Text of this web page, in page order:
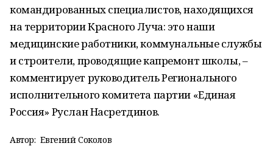
командированных специалистов, находящихся
на территории Красного Луча: это наши
медицинские работники, коммунальные службы
и строители, проводящие капремонт школы, –
комментирует руководитель Регионального
исполнительного комитета партии «Единая
Россия» Руслан Насретдинов.
Автор: Евгений Соколов